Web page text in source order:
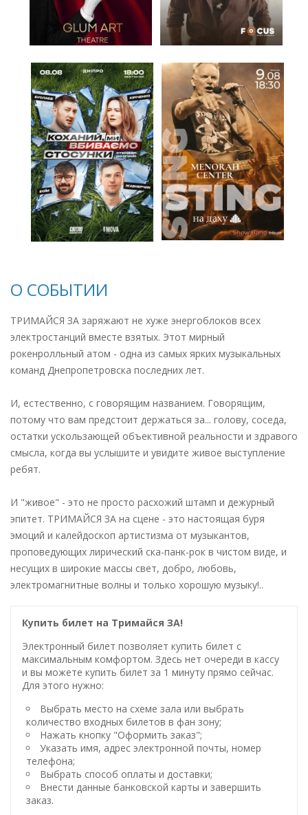
О СОБЫТИИ
ТРИМАЙСЯ ЗА заряжают не хуже энергоблоков всех
электростанций вместе взятых. Этот мирный
рокенролльный атом - одна из самых ярких музыкальных
команд Днепропетровска последних лет.
И, естественно, с говорящим названием. Говорящим,
потому что вам предстоит держаться за... голову, соседа,
остатки ускользающей объективной реальности и здравого
смысла, когда вы услышите и увидите живое выступление
ребят.
И "живое" - это не просто расхожий штамп и дежурный
эпитет. ТРИМАЙСЯ ЗА на сцене - это настоящая буря
эмоций и калейдоскоп артистизма от музыкантов,
проповедующих лирический ска-панк-рок в чистом виде, и
несущих в широкие массы свет, добро, любовь,
электромагнитные волны и только хорошую музыку!..
Купить билет на Тримайся ЗА!
Электронный билет позволяет купить билет с
максимальным комфортом. Здесь нет очереди в кассу
и вы можете купить билет за 1 минуту прямо сейчас.
Для этого нужно:
Выбрать место на схеме зала или выбрать
количество входных билетов в фан зону;
Нажать кнопку "Оформить заказ";
Указать имя, адрес электронной почты, номер
телефона;
Выбрать способ оплаты и доставки;
Внести данные банковской карты и завершить
заказ.